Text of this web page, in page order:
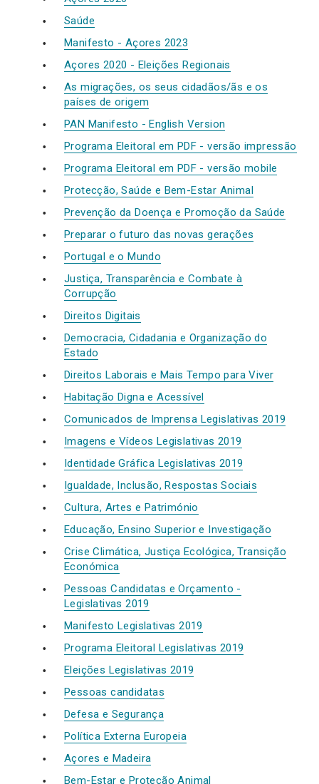
Saúde
Manifesto - Açores 2023
Açores 2020 - Eleições Regionais
As migrações, os seus cidadãos/ãs e os
países de origem
PAN Manifesto - English Version
Programa Eleitoral em PDF - versão impressão
Programa Eleitoral em PDF - versão mobile
Protecção, Saúde e Bem-Estar Animal
Prevenção da Doença e Promoção da Saúde
Preparar o futuro das novas gerações
Portugal e o Mundo
Justiça, Transparência e Combate à
Corrupção
Direitos Digitais
Democracia, Cidadania e Organização do
Estado
Direitos Laborais e Mais Tempo para Viver
Habitação Digna e Acessível
Comunicados de Imprensa Legislativas 2019
Imagens e Vídeos Legislativas 2019
Identidade Gráfica Legislativas 2019
Igualdade, Inclusão, Respostas Sociais
Cultura, Artes e Património
Educação, Ensino Superior e Investigação
Crise Climática, Justiça Ecológica, Transição
Económica
Pessoas Candidatas e Orçamento -
Legislativas 2019
Manifesto Legislativas 2019
Programa Eleitoral Legislativas 2019
Eleições Legislativas 2019
Pessoas candidatas
Defesa e Segurança
Política Externa Europeia
Açores e Madeira
Bem-Estar e Proteção Animal